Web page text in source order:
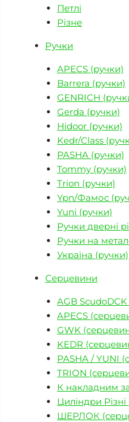
Петлі
Різне
Ручки
APECS (ручки)
Barrera (ручки)
GENRICH
Gerda (ручки)
Hidoor (ручки)
Kedr/Class
PASHA (ручки)
Tommy (ручки)
Trion (ручки)
Ypn/Фамос
Yuni (ручки)
Ручки дверні
Ручки на
Україна (ручки)
Серцевини
AGB
APECS
GWK
KEDR
PASHA / YUNI
TRION
К накладним
Циліндри
ШЕРЛОК